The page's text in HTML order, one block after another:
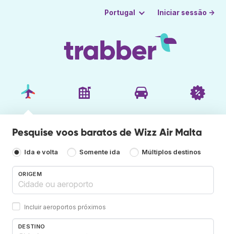
Portugal Iniciar sessão →
Pesquise voos baratos de Wizz Air Malta
Ida e volta Somente ida Múltiplos destinos
ORIGEM
Incluir aeroportos próximos
DESTINO